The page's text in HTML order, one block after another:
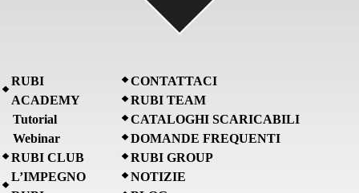
RUBI
ACADEMY
Tutorial
Webinar
RUBI CLUB
L’IMPEGNO
CONTATTACI
RUBI TEAM
CATALOGHI SCARICABILI
DOMANDE FREQUENTI
RUBI GROUP
NOTIZIE